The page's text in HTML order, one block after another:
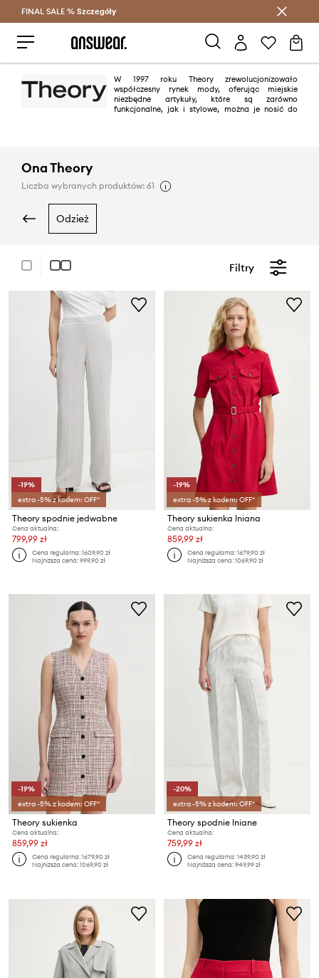
Oszczędzaj z Answear Club >
FINAL SALE % Szczegóły
W 1997 roku Theory zrewolucjonizowało
współczesny rynek mody, oferując miejskie
niezbędne artykuły, które są zarówno
funkcjonalne, jak i stylowe, można je nosić do
Ona Theory
Liczba wybranych produktów: 61
odzież
Filtry
-19%
extra -5% z kodem: OFF*
Theory spodnie jedwabne
Cena aktualna:
799,99 zł
Cena regularna:1609,90 zł
Najniższa cena:999,90 zł
-19%
extra -5% z kodem: OFF*
Theory sukienka lniana
Cena aktualna:
859,99 zł
Cena regularna:1679,90 zł
Najniższa cena:1069,90 zł
-19%
extra -5% z kodem: OFF*
Theory sukienka
Cena aktualna:
859,99 zł
Cena regularna:1679,90 zł
Najniższa cena:1069,90 zł
-20%
extra -5% z kodem: OFF*
Theory spodnie lniane
Cena aktualna:
759,99 zł
Cena regularna:1439,90 zł
Najniższa cena:949,99 zł